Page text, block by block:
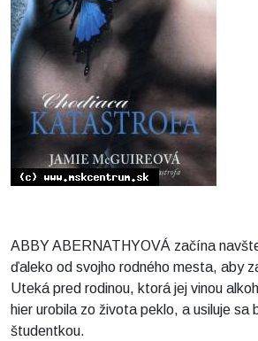
ABBY ABERNATHYOVÁ začína
ďaleko od svojho rodného mesta, aby
Uteká pred rodinou, ktorá jej vinou
hier urobila zo života peklo, a usiluje sa
študentkou.